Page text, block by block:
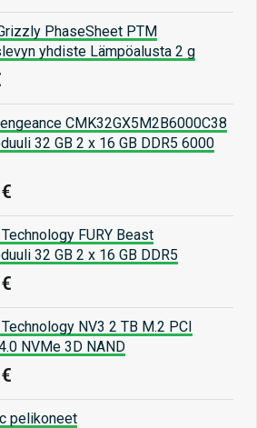
PhaseSheet PTM
yhdiste Lämpöalusta 2 g
CMK32GX5M2B6000C38
32 GB 2 x 16 GB DDR5 6000
FURY Beast
32 GB 2 x 16 GB DDR5
NV3 2 TB M.2 PCI
NVMe 3D NAND
pelikoneet